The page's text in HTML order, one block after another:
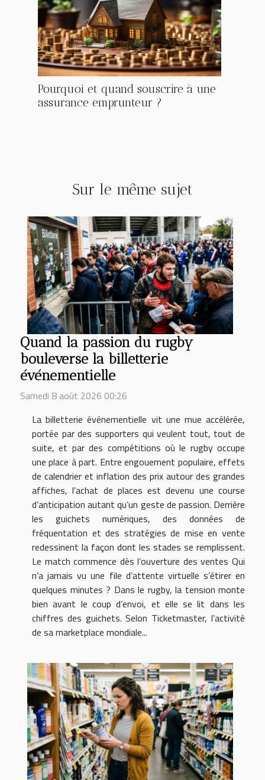
Pourquoi et quand souscrire à une
assurance emprunteur ?
Sur le même sujet
Quand la passion du rugby
bouleverse la billetterie
événementielle
Samedi 8 août 2026 00:26
La billetterie événementielle vit une mue accélérée,
portée par des supporters qui veulent tout, tout de
suite, et par des compétitions où le rugby occupe
une place à part. Entre engouement populaire, effets
de calendrier et inflation des prix autour des grandes
affiches, l’achat de places est devenu une course
d’anticipation autant qu’un geste de passion. Derrière
les guichets numériques, des données de
fréquentation et des stratégies de mise en vente
redessinent la façon dont les stades se remplissent.
Le match commence dès l’ouverture des ventes Qui
n’a jamais vu une file d’attente virtuelle s’étirer en
quelques minutes ? Dans le rugby, la tension monte
bien avant le coup d’envoi, et elle se lit dans les
chiffres des guichets. Selon Ticketmaster, l’activité
de sa marketplace mondiale...